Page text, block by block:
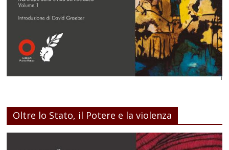
Oltre lo Stato, il Potere e la violenza